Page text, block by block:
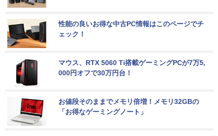
性能の良いお得な中古PC情報はこのページでチ
ェック！
マウス、RTX 5060 Ti搭載ゲーミングPCが7万5,
000円オフで30万円台！
お値段そのままでメモリ倍増！メモリ32GBの
「お得なゲーミングノート」